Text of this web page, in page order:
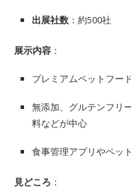
出展社数 ：約500社
展示内容 ：
プレミアムペットフー
無添加、グルテンフリ
料などが中心
食事管理アプリやペッ
見どころ ：